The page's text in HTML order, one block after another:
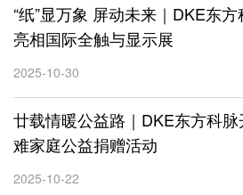
“纸”显万象 屏动未来｜DKE东
亮相国际全触与显示展
2025-10-30
廿载情暖公益路｜DKE东方科
难家庭公益捐赠活动
2025-10-22